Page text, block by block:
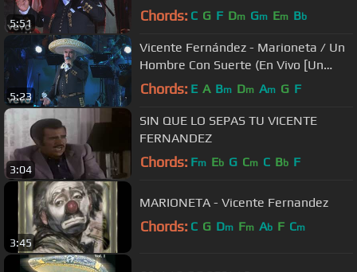
5:51 Chords: C G F Dm Gm Em Bb
5:23
Vicente Fernández - Marioneta / Un
Hombre Con Suerte (En Vivo [Un
Azteca en el Azteca])
Chords: E A Bm Dm Am G F
3:04
SIN QUE LO SEPAS TU VICENTE
FERNANDEZ
Chords: Fm Eb G Cm C Bb F
3:45
MARIONETA - Vicente Fernandez
Chords: C G Dm Fm Ab F Cm